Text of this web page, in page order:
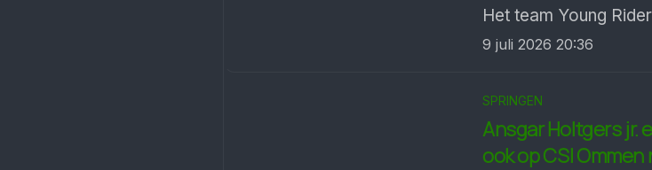
Het team Young
9 juli 2026 20:36
SPRINGEN
Ansgar Holtgers jr.
ook op CSI